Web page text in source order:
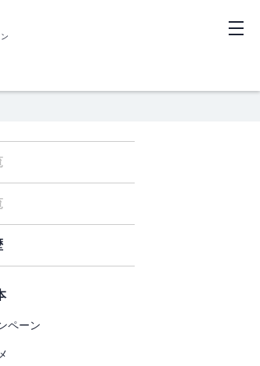
ペーン